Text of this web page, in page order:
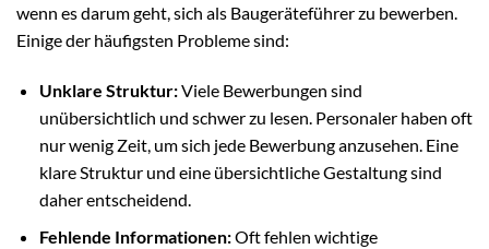
wenn es darum geht, sich als Baugeräteführer zu bewerben.
Einige der häufigsten Probleme sind:
Unklare Struktur:Viele Bewerbungen sind
unübersichtlich und schwer zu lesen. Personaler haben oft
nur wenig Zeit, um sich jede Bewerbung anzusehen. Eine
klare Struktur und eine übersichtliche Gestaltung sind
daher entscheidend.
Fehlende Informationen:Oft fehlen wichtige